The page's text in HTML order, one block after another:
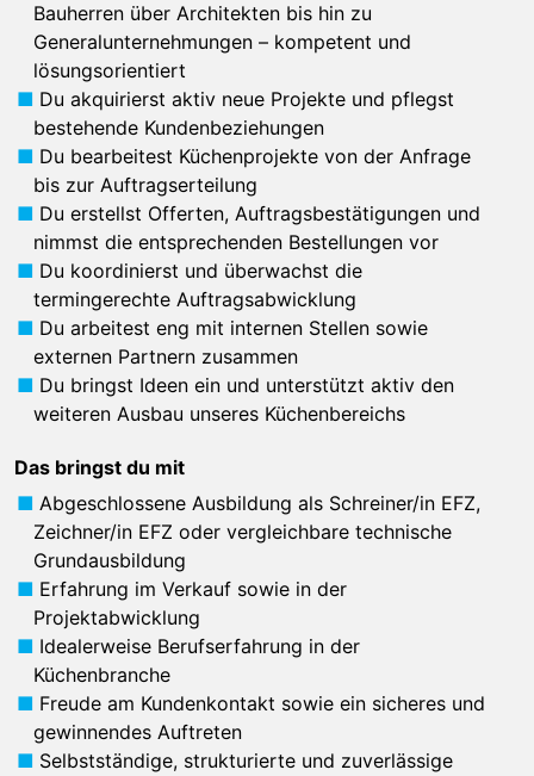
Bauherren über Architekten bis hin zu
Generalunternehmungen – kompetent und
lösungsorientiert
Du akquirierst aktiv neue Projekte und pflegst
bestehende Kundenbeziehungen
Du bearbeitest Küchenprojekte von der Anfrage
bis zur Auftragserteilung
Du erstellst Offerten, Auftragsbestätigungen und
nimmst die entsprechenden Bestellungen vor
Du koordinierst und überwachst die
termingerechte Auftragsabwicklung
Du arbeitest eng mit internen Stellen sowie
externen Partnern zusammen
Du bringst Ideen ein und unterstützt aktiv den
weiteren Ausbau unseres Küchenbereichs
Das bringst du mit
Abgeschlossene Ausbildung als Schreiner/in EFZ,
Zeichner/in EFZ oder vergleichbare technische
Grundausbildung
Erfahrung im Verkauf sowie in der
Projektabwicklung
Idealerweise Berufserfahrung in der
Küchenbranche
Freude am Kundenkontakt sowie ein sicheres und
gewinnendes Auftreten
Selbstständige, strukturierte und zuverlässige